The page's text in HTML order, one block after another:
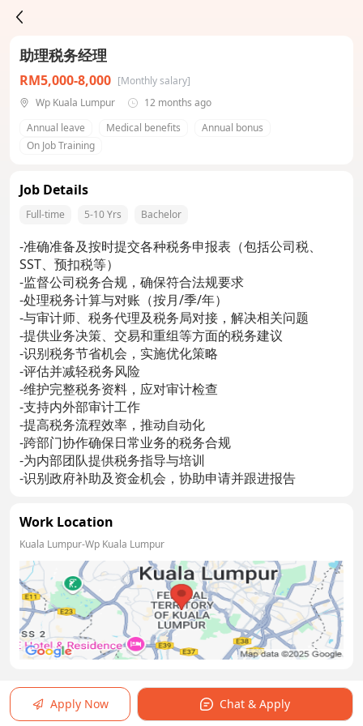
助理税务经理
RM5,000-8,000 [Monthly salary]
Wp Kuala Lumpur
12 months ago
Annual leave
Medical benefits
Annual bonus
On Job Training
Job Details
Full-time 5-10 Yrs Bachelor
-准确准备及按时提交各种税务申报表（包括公司税、
SST、预扣税等）
-监督公司税务合规，确保符合法规要求
-处理税务计算与对账（按月/季/年）
-与审计师、税务代理及税务局对接，解决相关问题
-提供业务决策、交易和重组等方面的税务建议
-识别税务节省机会，实施优化策略
-评估并减轻税务风险
-维护完整税务资料，应对审计检查
-支持内外部审计工作
-提高税务流程效率，推动自动化
-跨部门协作确保日常业务的税务合规
-为内部团队提供税务指导与培训
-识别政府补助及资金机会，协助申请并跟进报告
Work Location
Kuala Lumpur-Wp Kuala Lumpur
Apply Now Chat & Apply